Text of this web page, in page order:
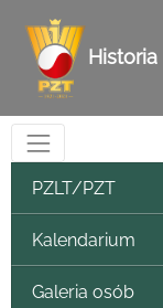
Historia
PZLT/PZT
Kalendarium
Galeria osób